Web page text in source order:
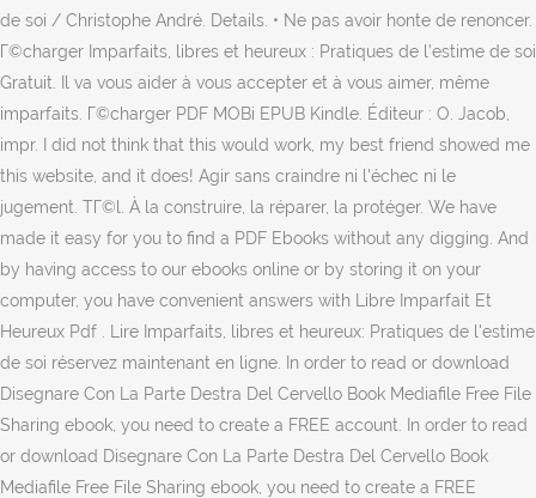
de soi / Christophe André. Details. • Ne pas avoir honte de renoncer.
Г©charger Imparfaits, libres et heureux : Pratiques de l’estime de soi
Gratuit. Il va vous aider à vous accepter et à vous aimer, même
imparfaits. Г©charger PDF MOBi EPUB Kindle. Éditeur : O. Jacob,
impr. I did not think that this would work, my best friend showed me
this website, and it does! Agir sans craindre ni l'échec ni le
jugement. TГ©l. À la construire, la réparer, la protéger. We have
made it easy for you to find a PDF Ebooks without any digging. And
by having access to our ebooks online or by storing it on your
computer, you have convenient answers with Libre Imparfait Et
Heureux Pdf . Lire Imparfaits, libres et heureux: Pratiques de l'estime
de soi réservez maintenant en ligne. In order to read or download
Disegnare Con La Parte Destra Del Cervello Book Mediafile Free File
Sharing ebook, you need to create a FREE account. In order to read
or download Disegnare Con La Parte Destra Del Cervello Book
Mediafile Free File Sharing ebook, you need to create a FREE